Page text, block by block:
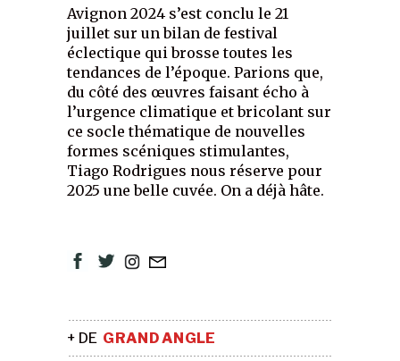
Avignon 2024 s’est conclu le 21
juillet sur un bilan de festival
éclectique qui brosse toutes les
tendances de l’époque. Parions que,
du côté des œuvres faisant écho à
l’urgence climatique et bricolant sur
ce socle thématique de nouvelles
formes scéniques stimulantes,
Tiago Rodrigues nous réserve pour
2025 une belle cuvée. On a déjà hâte.
+ DE GRAND ANGLE